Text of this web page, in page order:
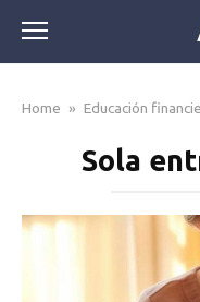
content
Home » Educación
Sola